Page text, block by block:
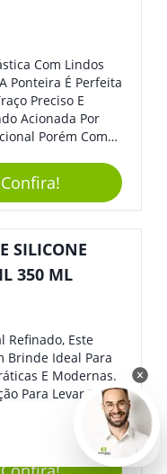
Com Lindos
Ponteira É Perfeita
Preciso E
Acionada Por
Porém Com
Confira!
SILICONE
350 ML
Refinado, Este
Brinde Ideal Para
E Modernas.
Para Levar Sua
Para Sua
Eventos,
Ou Até